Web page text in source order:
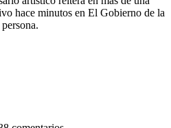
hace minutos en El Gobierno de la